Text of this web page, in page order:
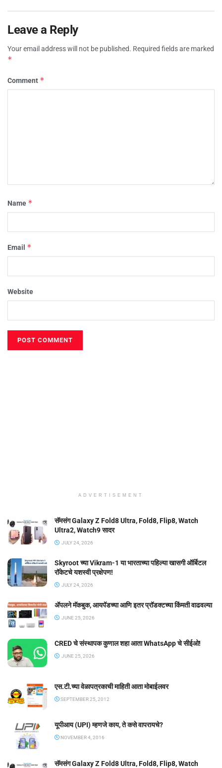
Leave a Reply
Your email address will not be published. Required fields are marked
*
Comment *
Name *
Email *
Website
ADVERTISEMENT
सॅमसंग Galaxy Z Fold8 Ultra, Fold8, Flip8, Watch
Ultra2, Watch9 सादर
JULY 24, 2026
Skyroot च्या Vikram-1 या भारताच्या पहिल्या खासगी ऑर्बिटल
रॉकेटचे यशस्वी प्रक्षेपण!
JULY 24, 2026
ॲपलने मॅकबुक, आयपॅडच्या आणि इतर प्रॉडक्टच्या किंमती वाढवल्या
JUNE 25, 2026
CRED चे संस्थापक कुणाल शहा आता WhatsApp चे सीईओ!
JUNE 25, 2026
एस.टी.च्या वेळापत्रकाची माहिती आता मोबाईलवर
SEPTEMBER 25, 2012
यूपीआय (UPI) म्हणजे काय, ते कसे वापरायचे?
NOVEMBER 4, 2016
सॅमसंग Galaxy Z Fold8 Ultra, Fold8, Flip8, Watch